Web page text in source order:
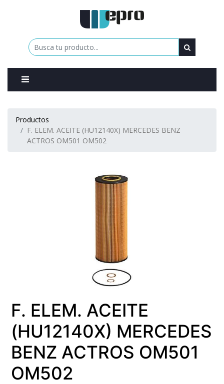
Productos
F. ELEM. ACEITE (HU12140X) MERCEDES BENZ
ACTROS OM501 OM502
F. ELEM. ACEITE
(HU12140X) MERCEDES
BENZ ACTROS OM501
OM502